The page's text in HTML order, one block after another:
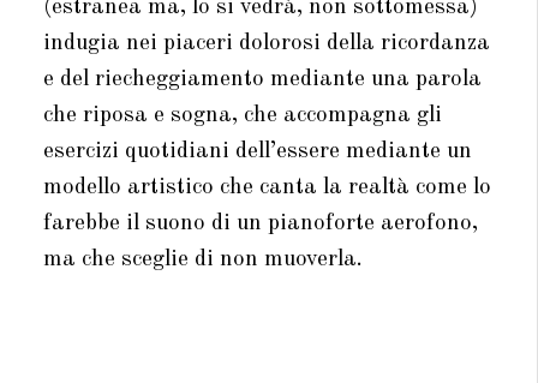
(estranea ma, lo si vedrà, non sottomessa)
indugia nei piaceri dolorosi della ricordanza
e del riecheggiamento mediante una parola
che riposa e sogna, che accompagna gli
esercizi quotidiani dell’essere mediante un
modello artistico che canta la realtà come lo
farebbe il suono di un pianoforte aerofono,
ma che sceglie di non muoverla.